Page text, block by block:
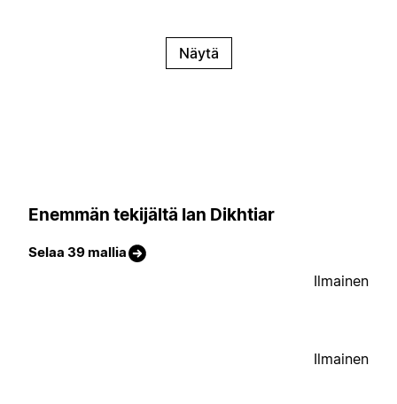
Näytä
Enemmän tekijältä Ian Dikhtiar
Selaa 39 mallia
Ilmainen
Ilmainen